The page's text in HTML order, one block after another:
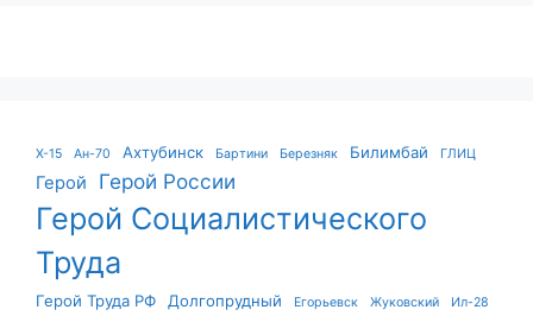
X-15 Ан-70 Ахтубинск Бартини Березняк Билимбай ГЛИЦ
Герой Герой России
Герой Социалистического
Труда
Герой Труда РФ Долгопрудный Егорьевск Жуковский
Ил-28